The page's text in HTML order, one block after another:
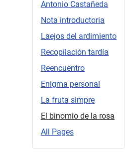
Antonio Castañeda
Nota introductoria
Laejos del ardimiento
Recopilación tardía
Reencuentro
Enigma personal
La fruta simpre
El binomio de la rosa
All Pages